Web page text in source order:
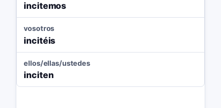
incitemos
vosotros
incitéis
ellos/ellas/ustedes
inciten